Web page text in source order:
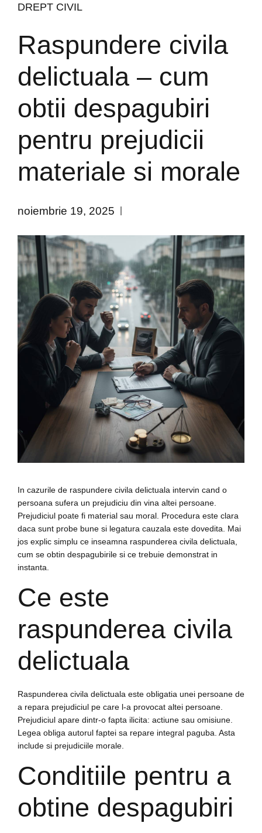
DREPT CIVIL
Raspundere civila
delictuala – cum
obtii despagubiri
pentru prejudicii
materiale si morale
noiembrie 19, 2025
In cazurile de raspundere civila delictuala intervin cand o
persoana sufera un prejudiciu din vina altei persoane.
Prejudiciul poate fi material sau moral. Procedura este clara
daca sunt probe bune si legatura cauzala este dovedita. Mai
jos explic simplu ce inseamna raspunderea civila delictuala,
cum se obtin despagubirile si ce trebuie demonstrat in
instanta.
Ce este
raspunderea civila
delictuala
Raspunderea civila delictuala este obligatia unei persoane de
a repara prejudiciul pe care l-a provocat altei persoane.
Prejudiciul apare dintr-o fapta ilicita: actiune sau omisiune.
Legea obliga autorul faptei sa repare integral paguba. Asta
include si prejudiciile morale.
Conditiile pentru a
obtine despagubiri